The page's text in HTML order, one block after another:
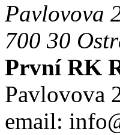
Pavlovova
700 30
První RK
Pavlovova
email: